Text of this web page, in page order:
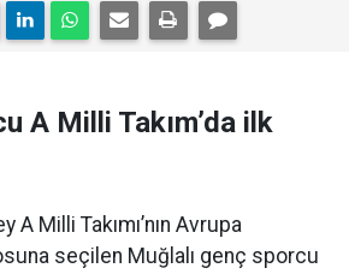
A Milli Takım’da ilk
A Milli Takımı’nın Avrupa
seçilen Muğlalı genç sporcu